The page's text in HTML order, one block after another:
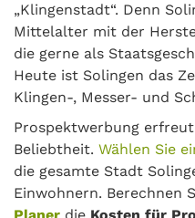
„Klingenstadt“. Denn
Mittelalter mit der
die gerne als
Heute ist Solingen das
Klingen-, Messer- und
Prospektwerbung
Beliebtheit. Wählen Sie
die gesamte Stadt
Einwohnern. Berechnen